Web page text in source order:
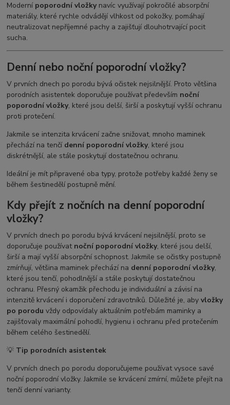
Moderní poporodní vložkynavíc využívají pokročilé absorpční
materiály, které rychle odvádějí vlhkost od pokožky, pomáhají
neutralizovat nepříjemné pachy a zajišťují dlouhotrvající pocit
sucha.
Denní nebo noční poporodní vložky?
V prvních dnech po porodu bývá očistek nejsilnější. Proto většina
porodních asistentek doporučuje používat především noční
poporodní vložky, které jsou delší, širší a poskytují vyšší ochranu
proti protečení.
Jakmile se intenzita krvácení začne snižovat, mnoho maminek
přechází na tenčí denní poporodní vložky, které jsou
diskrétnější, ale stále poskytují dostatečnou ochranu.
Ideální je mít připravené oba typy, protože potřeby každé ženy se
během šestinedělí postupně mění.
Kdy přejít z nočních na denní poporodní
vložky?
V prvních dnech po porodu bývá krvácení nejsilnější, proto se
doporučuje používat noční poporodní vložky, které jsou delší,
širší a mají vyšší absorpční schopnost. Jakmile se očistky postupně
zmírňují, většina maminek přechází na denní poporodní vložky,
které jsou tenčí, pohodlnější a stále poskytují dostatečnou
ochranu. Přesný okamžik přechodu je individuální a závisí na
intenzitě krvácení i doporučení zdravotníků. Důležité je, abyvložky
po porodu vždy odpovídaly aktuálním potřebám maminky a
zajišťovaly maximální pohodlí, hygienu i ochranu před protečením
během celého šestinedělí.
💡 Tip porodních asistentek
V prvních dnech po porodu doporučujeme používat vysoce savé
noční poporodní vložky. Jakmile se krvácení zmírní, můžete přejít na
tenčí denní varianty.